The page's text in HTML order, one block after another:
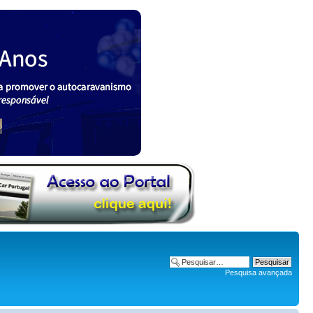
Pesquisa avançada